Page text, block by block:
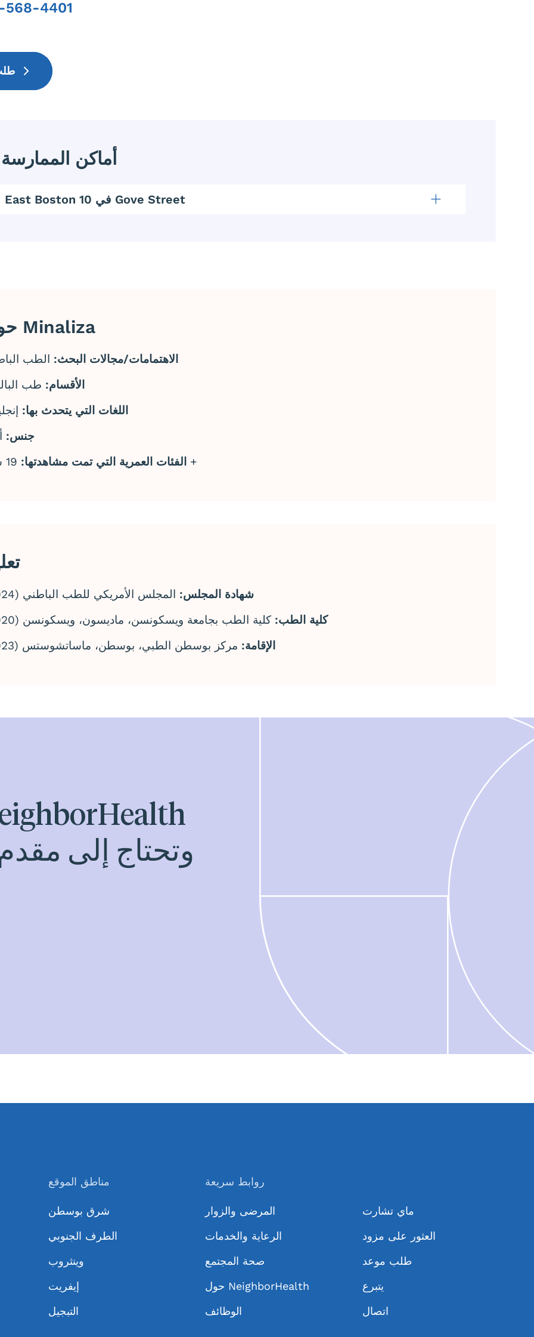
568-4401
Phone
أماكن الممارسة
East Boston في 10 Gove Street
حول Minaliza
الاهتمامات/مجالات البحث: الطب
الأقسام: طب
اللغات التي يتحدث بها:
جنس:
الفئات العمرية التي تمت مشاهدتها: 19 سنة +
شهادة المجلس: المجلس الأمريكي للطب الباطني (2024)
كلية الطب: كلية الطب بجامعة ويسكونسن، ماديسون، ويسكونسن (2020)
الإقامة: مركز بوسطن الطبي، بوسطن، ماساتشوستس (2023)
وتحتاج إلى
مناطق الموقع
شرق بوسطن
الطرف الجنوبي
وينثروب
إيفريت
التبجيل
روابط سريعة
المرضى والزوار
ماي تشارت
الرعاية والخدمات
العثور على مزود
صحة المجتمع
طلب موعد
حول NeighborHealth
يتبرع
الوظائف
اتصال